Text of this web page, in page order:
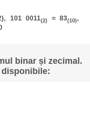
101 0011(2) = 83(10),
binar și zecimal.
disponibile: